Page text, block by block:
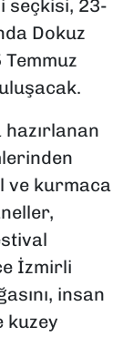
seçkisi, 23-
Dokuz
hazırlanan
ve kurmaca
İzmirli
insan
kuzey